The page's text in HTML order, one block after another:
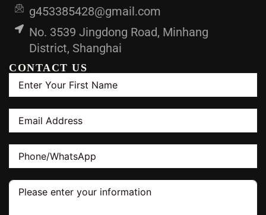
g453385428@gmail.com
No. 3539 Jingdong Road, Minhang
District, Shanghai
CONTACT US